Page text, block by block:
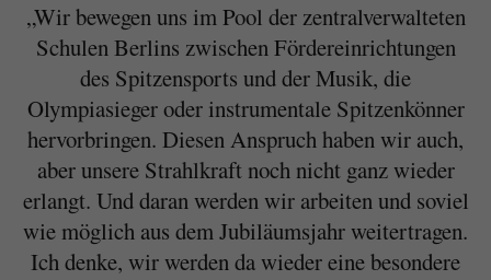
„Wir bewegen uns im Pool der zentralverwalteten
Schulen Berlins zwischen Fördereinrichtungen
des Spitzensports und der Musik, die
Olympiasieger oder instrumentale Spitzenkönner
hervorbringen. Diesen Anspruch haben wir auch,
aber unsere Strahlkraft noch nicht ganz wieder
erlangt. Und daran werden wir arbeiten und soviel
wie möglich aus dem Jubiläumsjahr weitertragen.
Ich denke, wir werden da wieder eine besondere